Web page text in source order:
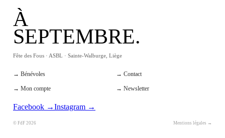
À
SEPTEMBRE.
Fête des Fous · ASBL · Sainte-Walburge, Liège
→ Bénévoles → Contact
→ Mon compte → Newsletter
Facebook →Instagram →
© FdF 2026 Mentions légales →